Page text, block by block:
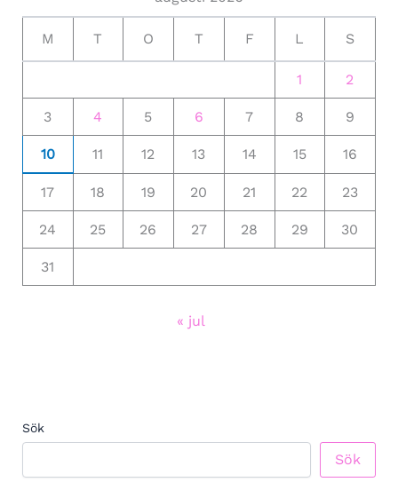
M T O T F L S
1 2
3 4 5 6 7 8 9
10 11 12 13 14 15 16
17 18 19 20 21 22 23
24 25 26 27 28 29 30
31
« jul
Sök
Sök